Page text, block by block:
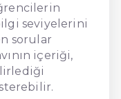
seviyelerini
sorular
içeriği,